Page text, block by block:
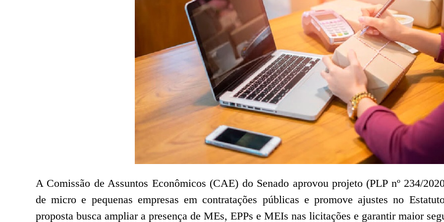
A Comissão de Assuntos Econômicos (CAE) do Senado aprovou projeto (PLP nº 234/
de micro e pequenas empresas em contratações públicas e promove ajustes no
proposta busca ampliar a presença de MEs, EPPs e MEIs nas licitações e garantir maior